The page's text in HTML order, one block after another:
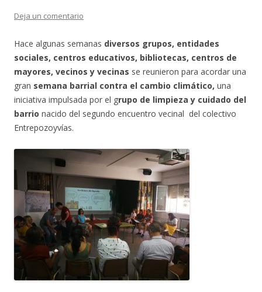
Deja un comentario
Hace algunas semanas diversos grupos, entidades
sociales, centros educativos, bibliotecas, centros de
mayores, vecinos y vecinas se reunieron para acordar una
gran semana barrial contra el cambio climático, una
iniciativa impulsada por el grupo de limpieza y cuidado del
barrio nacido del segundo encuentro vecinal del colectivo
Entrepozoyvías.